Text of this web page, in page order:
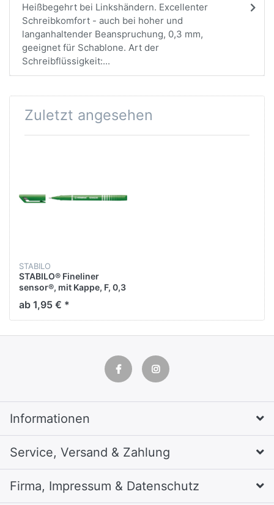
Heißbegehrt bei Linkshändern. Excellenter
Schreibkomfort - auch bei hoher und
langanhaltender Beanspruchung, 0,3 mm,
geeignet für Schablone. Art der
Schreibflüssigkeit:...
Zuletzt angesehen
STABILO
STABILO® Fineliner
sensor®, mit Kappe, F, 0,3
mm, Schreibfarbe: grün
ab 1,95 € *
Informationen
Service, Versand & Zahlung
Firma, Impressum & Datenschutz